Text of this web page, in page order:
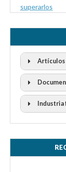
superarlos
Artículos